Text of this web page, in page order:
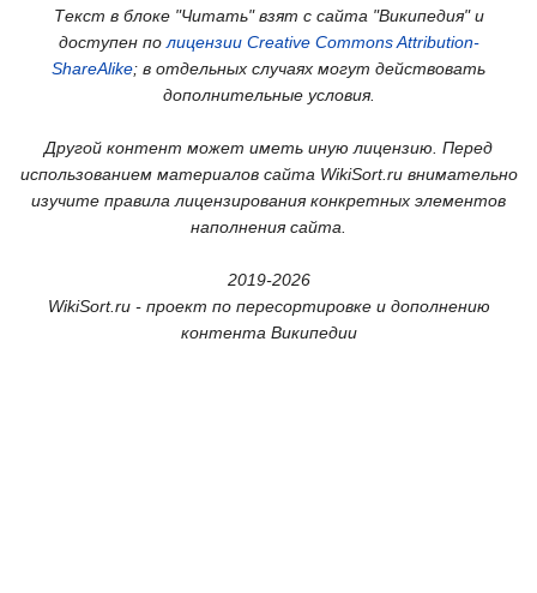
Текст в блоке "Читать" взят с сайта "Википедия" и
доступен по лицензии Creative Commons Attribution-
ShareAlike; в отдельных случаях могут действовать
дополнительные условия.
Другой контент может иметь иную лицензию. Перед
использованием материалов сайта WikiSort.ru внимательно
изучите правила лицензирования конкретных элементов
наполнения сайта.
2019-2026
WikiSort.ru - проект по пересортировке и дополнению
контента Википедии